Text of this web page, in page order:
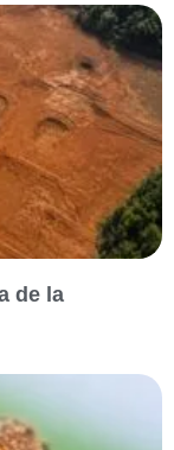
de la